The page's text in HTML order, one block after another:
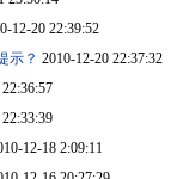
12-20 22:39:52
示？ 2010-12-20 22:37:32
12-18 2:09:11